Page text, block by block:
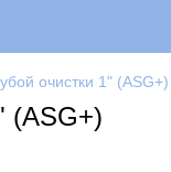
очистки 1" (ASG+)
(ASG+)